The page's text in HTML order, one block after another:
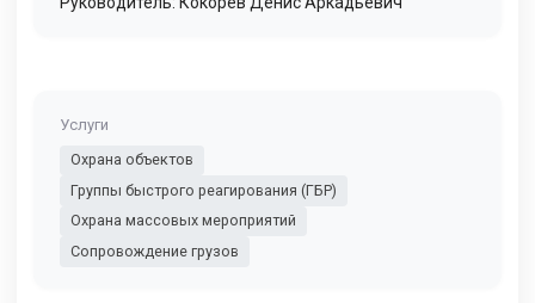
Услуги
Охрана объектов
Группы быстрого реагирования (ГБР)
Охрана массовых мероприятий
Сопровождение грузов